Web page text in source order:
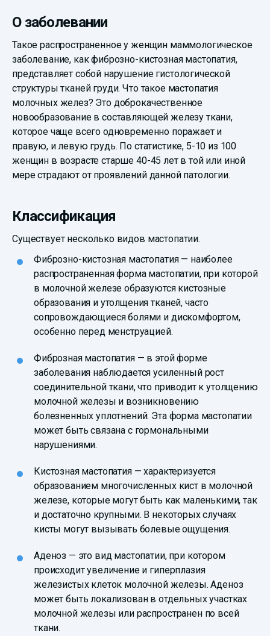
О заболевании
Такое распространенное у женщин маммологическое
заболевание, как фиброзно-кистозная мастопатия,
представляет собой нарушение гистологической
структуры тканей груди. Что такое мастопатия
молочных желез? Это доброкачественное
новообразование в составляющей железу ткани,
которое чаще всего одновременно поражает и
правую, и левую грудь. По статистике, 5-10 из 100
женщин в возрасте старше 40-45 лет в той или иной
мере страдают от проявлений данной патологии.
Классификация
Существует несколько видов мастопатии.
Фиброзно-кистозная мастопатия — наиболее
распространенная форма мастопатии, при которой
в молочной железе образуются кистозные
образования и утолщения тканей, часто
сопровождающиеся болями и дискомфортом,
особенно перед менструацией.
Фиброзная мастопатия — в этой форме
заболевания наблюдается усиленный рост
соединительной ткани, что приводит к утолщению
молочной железы и возникновению
болезненных уплотнений. Эта форма мастопатии
может быть связана с гормональными
нарушениями.
Кистозная мастопатия — характеризуется
образованием многочисленных кист в молочной
железе, которые могут быть как маленькими, так
и достаточно крупными. В некоторых случаях
кисты могут вызывать болевые ощущения.
Аденоз — это вид мастопатии, при котором
происходит увеличение и гиперплазия
железистых клеток молочной железы. Аденоз
может быть локализован в отдельных участках
молочной железы или распространен по всей
ткани.